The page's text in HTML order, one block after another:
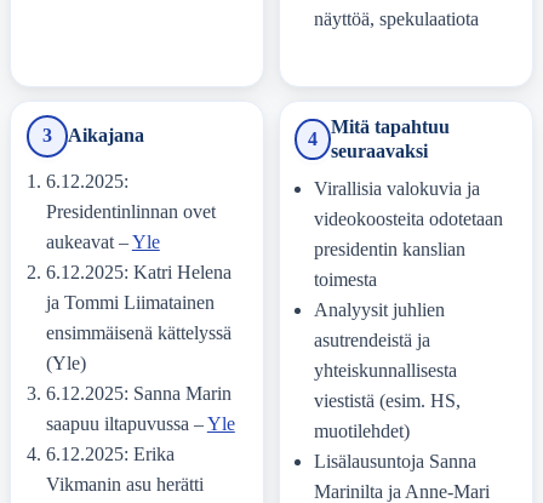
näyttöä, spekulaatiota
3 Aikajana
6.12.2025:
Presidentinlinnan ovet
aukeavat –Yle
6.12.2025: Katri Helena
ja Tommi Liimatainen
ensimmäisenä kättelyssä
(Yle)
6.12.2025: Sanna Marin
saapuu iltapuvussa –Yle
6.12.2025: Erika
Vikmanin asu herätti
4
Mitä tapahtuu
seuraavaksi
Virallisia valokuvia ja
videokoosteita odotetaan
presidentin kanslian
toimesta
Analyysit juhlien
asutrendeistä ja
yhteiskunnallisesta
viestistä (esim. HS,
muotilehdet)
Lisälausuntoja Sanna
Marinilta ja Anne-Mari